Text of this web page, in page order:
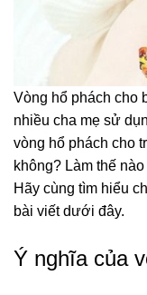
Vòng hổ phách cho
nhiều cha mẹ sử
vòng hổ phách cho
không? Làm thế
Hãy cùng tìm hiểu
bài viết dưới đây.
Ý nghĩa của